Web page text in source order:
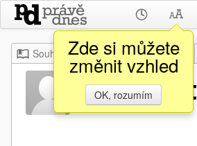
Zde si můžete
změnit vzhled
OK, rozumím
Souhrn Moje Z domova
Jiří Sequent